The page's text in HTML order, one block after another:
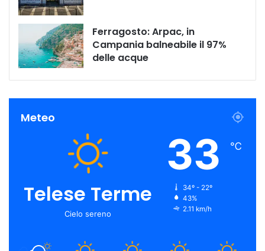
Ferragosto: Arpac, in
Campania balneabile il 97%
delle acque
Meteo
Telese Terme
Cielo sereno
33 ℃
34º - 22º
43%
2.11 km/h